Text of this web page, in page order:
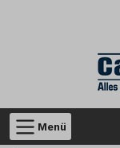
Zum
Menü